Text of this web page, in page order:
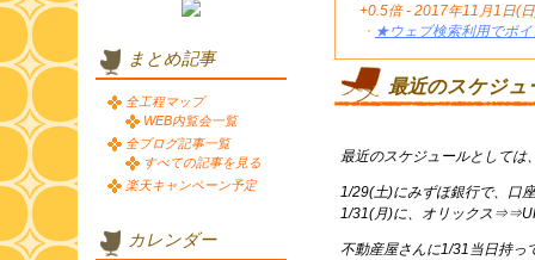
+0.5倍 - 2017年11月1日(
・ ★ウェブ検索利用でポ
最近のスケジュ
最近のスケジュールとしては
1/29(土)にみずほ銀行で、口
1/31(月)に、オリックス
不動産屋さんに1/31当日持っ
まとめ記事
全工程マップ
WEB内覧会一覧
全ブログ記事一覧
すべての記事を見る
楽天キャンペーン予定
カレンダー